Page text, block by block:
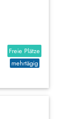
Freie Plätze
mehrtägig